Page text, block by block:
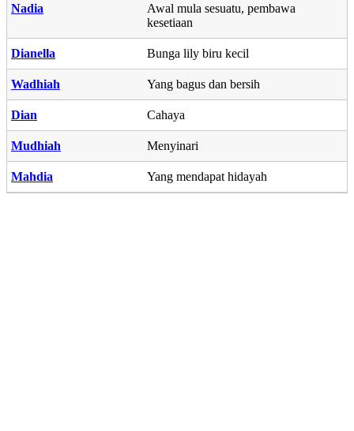
Nadia
Awal mula sesuatu, pembawa
kesetiaan
Dianella Bunga lily biru kecil
Wadhiah Yang bagus dan bersih
Dian Cahaya
Mudhiah Menyinari
Mahdia Yang mendapat hidayah